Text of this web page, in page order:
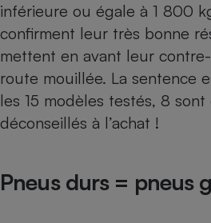
inférieure ou égale à 1 800
confirment leur très bonne
mettent en avant leur
route mouillée. La sentence
les 15 modèles testés, 8 sont
déconseillés à l’achat !
Pneus durs = pneus